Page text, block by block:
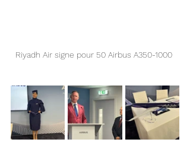
Riyadh Air signe pour 50 Airbus A350-1000